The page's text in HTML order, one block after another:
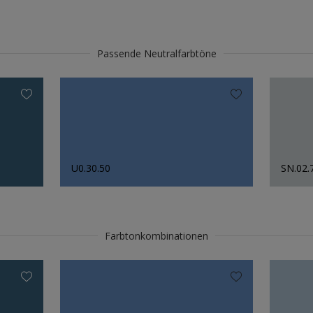
Passende Neutralfarbtöne
U0.30.50
Farbtonkombinationen